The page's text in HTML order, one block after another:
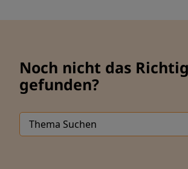
Noch nicht das
gefunden?